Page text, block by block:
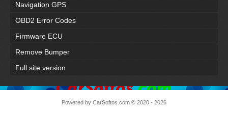
Navigation GPS
OBD2 Error Codes
Firmware ECU
Remove Bumper
Full site version
Powered by CarSoftos.com © 2020 - 2026